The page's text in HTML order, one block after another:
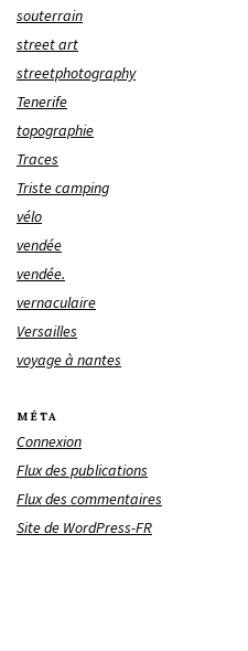
souterrain
street art
streetphotography
Tenerife
topographie
Traces
Triste camping
vélo
vendée
vendée.
vernaculaire
Versailles
voyage à nantes
MÉTA
Connexion
Flux des publications
Flux des commentaires
Site de WordPress-FR